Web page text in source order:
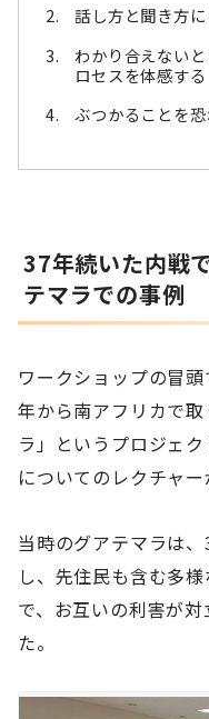
話し方と聞き方に
わかり合えない
ロセスを体感する
ぶつかることを
37年続いた内戦
テマラでの事例
ワークショップの冒
年から南アフリカで
ラ」というプロジェ
についてのレクチャー
当時のグアテマラは
し、先住民も含む多
で、お互いの利害が
た。